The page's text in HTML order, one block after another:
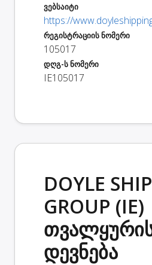
ვებსაიტი
https://
რეგისტრაციის ნომერი
105017
დღგ-ს ნომერი
IE105017
DOYLE
GROUP (IE)
დევნება